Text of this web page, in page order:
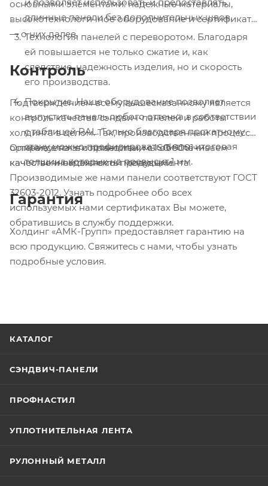
и позволяет использовать и предоставлять
длинные панели без дополнительных швов.
Технология панелей с переворотом. Благодаря
ей повышается не только сжатие и, как
следствие, надежность изделия, но и скорость
его производства.
Покрытие. Наше оборудование позволяет
выпустить панель любого оттенка в соответствии
с таблицей RAL. Только благодаря прокатному
стану можно профилировать листы, итоговая
толщина которых не превысит 1 мм.
основными элементами: надежные материалы,
высокотехнологичное оборудование и сертификаты
— о них далее.
Контроль
Подтверждением всему вышесказанному является
контроль качества сэндвич-панелей и работы
холдинга в целом. Так, производственный процесс
организуется в соответствии с ISO 9001 —
качественной системой менеджмента.
Производимые же нами панели соответствуют ГОСТ
32603-2012. Узнать подробнее обо всех
используемых нами сертификатах Вы можете,
обратившись в службу поддержки.
Опираясь на эти принципы, мы обеспечиваем
качество и надежность продукции.
Гарантия
Холдинг «АМК-Групп» предоставляет гарантию на
всю продукцию. Свяжитесь с нами, чтобы узнать
подробные условия.
КАТАЛОГ
СЭНДВИЧ-ПАНЕЛИ
ПРОФНАСТИЛ
УПЛОТНИТЕЛЬНАЯ ЛЕНТА
РУЛОННЫЙ МЕТАЛЛ